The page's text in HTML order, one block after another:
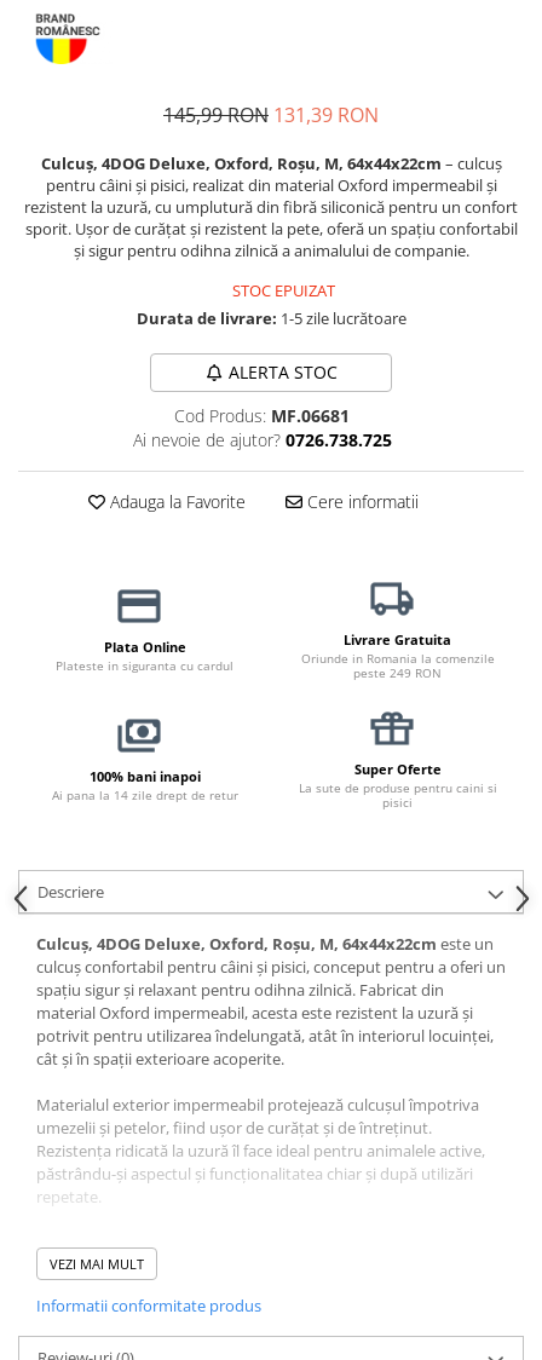
Șampoane Câini
Antiparazitare Câini
Culcușuri & Saltele Câini
Castroane și Adapatori
Cuști și Genți
Hrană Uscată Pisică
Pisică Adult
Pisică Senior
Pisică Senior
Diete Veterinare Pisică
Recompense Pisici
Cremoase
Proteice
Îngrijire Pisici
Așternut Igienic Pisici
Igienă Pisici
Antiparazitare Pisici
Perii & Piepteni Pisici
Accesorii Pisici
Culcușuri & Saltele Pisici
Castroane & Adapatori Pisici
Cuști & Genți Pisici
Litiere Pisici
Jucării Pisici
145,99 RON 131,39 RON
Culcuș, 4DOG Deluxe, Oxford, Roșu, M, 64x44x22cm – culcuș
pentru câini și pisici, realizat din material Oxford impermeabil și
rezistent la uzură, cu umplutură din fibră siliconică pentru un confort
sporit. Ușor de curățat și rezistent la pete, oferă un spațiu confortabil
și sigur pentru odihna zilnică a animalului de companie.
STOC EPUIZAT
Durata de livrare: 1-5 zile lucrătoare
ALERTA STOC
Cod Produs: MF.06681
Ai nevoie de ajutor? 0726.738.725
Adauga la Favorite Cere informatii
Plata Online
Plateste in siguranta cu cardul
Livrare Gratuita
Oriunde in Romania la comenzile
peste 249 RON
100% bani inapoi
Ai pana la 14 zile drept de retur
Super Oferte
La sute de produse pentru caini si
pisici
Descriere
Culcuș, 4DOG Deluxe, Oxford, Roșu, M, 64x44x22cm este un
culcuș confortabil pentru câini și pisici, conceput pentru a oferi un
spațiu sigur și relaxant pentru odihna zilnică. Fabricat din
material Oxford impermeabil, acesta este rezistent la uzură și
potrivit pentru utilizarea îndelungată, atât în interiorul locuinței,
cât și în spații exterioare acoperite.
Materialul exterior impermeabil protejează culcușul împotriva
umezelii și petelor, fiind ușor de curățat și de întreținut.
Rezistența ridicată la uzură îl face ideal pentru animalele active,
păstrându-și aspectul și funcționalitatea chiar și după utilizări
repetate.
Umplutura din fibră siliconică oferă un suport moale și
confortabil, distribuind uniform greutatea animalului și
înălțate susțin capul și gâtul, oferind un plus de confort și o
senzație de siguranță.
VEZI MAI MULT
Informatii conformitate produs